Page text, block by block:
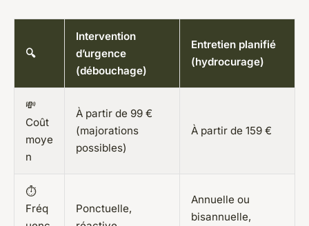
🔍
Intervention
d’urgence
(débouchage)
Entretien planifié
(hydrocurage)
💸
Coût
moye
n
À partir de 99 €
(majorations
possibles)
À partir de 159 €
⏱️
Fréq
Ponctuelle,
Annuelle ou
bisannuelle,